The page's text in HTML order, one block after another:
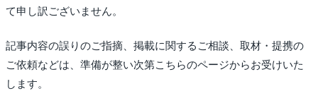
て申し訳ございません。
記事内容の誤りのご指摘、掲載に関するご相談、取材・提携の
ご依頼などは、準備が整い次第こちらのページからお受けいた
します。